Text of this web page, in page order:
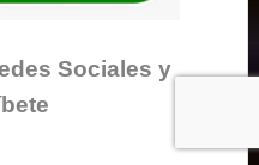
Sociales y